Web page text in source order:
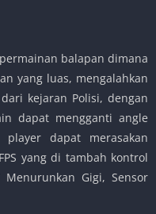
balapan dimana
yang luas, mengalahkan
kejaran Polisi, dengan
dapat mengganti angle
dapat merasakan
yang di tambah kontrol
Gigi, Sensor